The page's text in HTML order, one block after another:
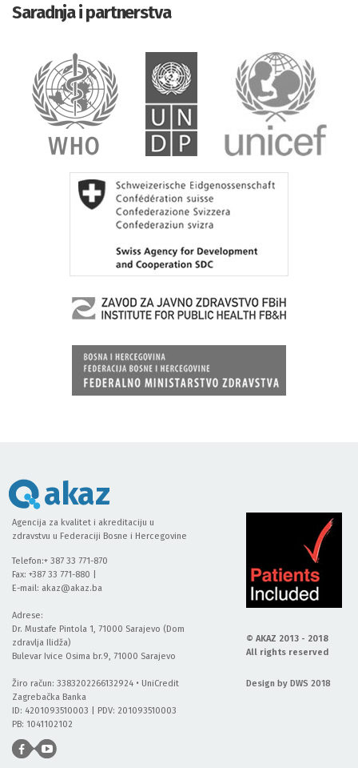
Saradnja i partnerstva
akaz
Agencija za kvalitet i akreditaciju u
zdravstvu u Federaciji Bosne i Hercegovine
Telefon:+ 387 33 771-870
Fax: +387 33 771-880 |
E-mail: akaz@akaz.ba
Adrese:
Dr. Mustafe Pintola 1, 71000 Sarajevo (Dom
zdravlja Ilidža)
Bulevar Ivice Osima br.9, 71000 Sarajevo
Žiro račun: 3383202266132924 • UniCredit
Zagrebačka Banka
ID: 4201093510003 | PDV: 201093510003
PB: 1041102102
© AKAZ 2013 - 2018
All rights reserved
Design by DWS 2018